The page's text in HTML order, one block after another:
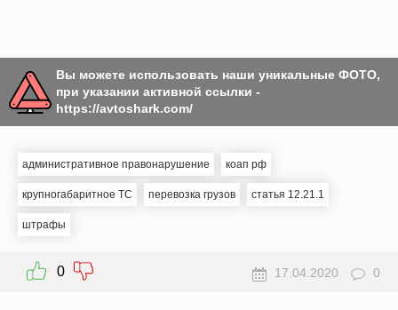
Вы можете использовать наши уникальные ФОТО,
при указании активной ссылки -
https://avtoshark.com/
административное правонарушение коап рф
крупногабаритное ТС перевозка грузов статья 12.21.1
штрафы
0 17.04.2020 0